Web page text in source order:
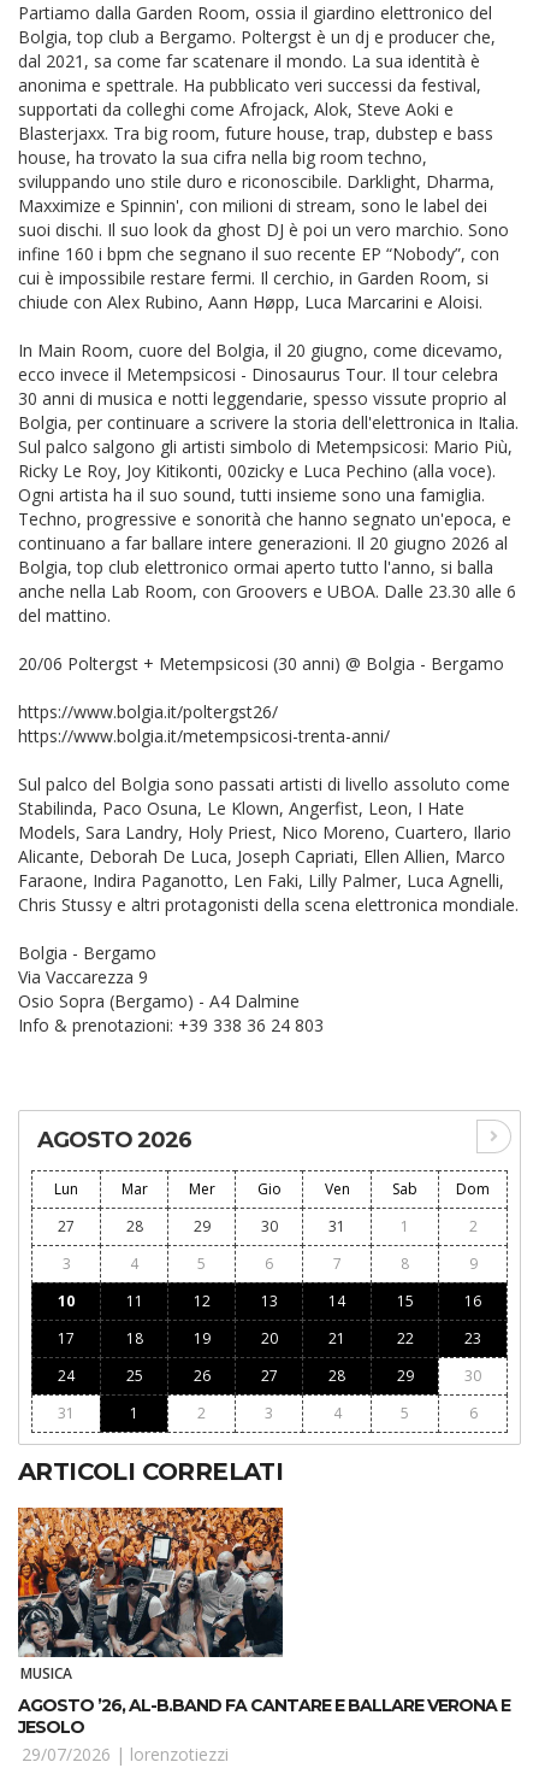
Partiamo dalla Garden Room, ossia il giardino elettronico del
Bolgia, top club a Bergamo. Poltergst è un dj e producer che,
dal 2021, sa come far scatenare il mondo. La sua identità è
anonima e spettrale. Ha pubblicato veri successi da festival,
supportati da colleghi come Afrojack, Alok, Steve Aoki e
Blasterjaxx. Tra big room, future house, trap, dubstep e bass
house, ha trovato la sua cifra nella big room techno,
sviluppando uno stile duro e riconoscibile. Darklight, Dharma,
Maxximize e Spinnin', con milioni di stream, sono le label dei
suoi dischi. Il suo look da ghost DJ è poi un vero marchio. Sono
infine 160 i bpm che segnano il suo recente EP “Nobody”, con
cui è impossibile restare fermi. Il cerchio, in Garden Room, si
chiude con Alex Rubino, Aann Høpp, Luca Marcarini e Aloisi.
In Main Room, cuore del Bolgia, il 20 giugno, come dicevamo,
ecco invece il Metempsicosi - Dinosaurus Tour. Il tour celebra
30 anni di musica e notti leggendarie, spesso vissute proprio al
Bolgia, per continuare a scrivere la storia dell'elettronica in Italia.
Sul palco salgono gli artisti simbolo di Metempsicosi: Mario Più,
Ricky Le Roy, Joy Kitikonti, 00zicky e Luca Pechino (alla voce).
Ogni artista ha il suo sound, tutti insieme sono una famiglia.
Techno, progressive e sonorità che hanno segnato un'epoca, e
continuano a far ballare intere generazioni. Il 20 giugno 2026 al
Bolgia, top club elettronico ormai aperto tutto l'anno, si balla
anche nella Lab Room, con Groovers e UBOA. Dalle 23.30 alle 6
del mattino.
20/06 Poltergst + Metempsicosi (30 anni) @ Bolgia - Bergamo
https://www.bolgia.it/poltergst26/
https://www.bolgia.it/metempsicosi-trenta-anni/
Sul palco del Bolgia sono passati artisti di livello assoluto come
Stabilinda, Paco Osuna, Le Klown, Angerfist, Leon, I Hate
Models, Sara Landry, Holy Priest, Nico Moreno, Cuartero, Ilario
Alicante, Deborah De Luca, Joseph Capriati, Ellen Allien, Marco
Faraone, Indira Paganotto, Len Faki, Lilly Palmer, Luca Agnelli,
Chris Stussy e altri protagonisti della scena elettronica mondiale.
Bolgia - Bergamo
Via Vaccarezza 9
Osio Sopra (Bergamo) - A4 Dalmine
Info & prenotazioni: +39 338 36 24 803
AGOSTO 2026
Lun Mar Mer Gio Ven Sab
Dom
27
28 29 30 31 1
2
3
4 5 6 7 8
9
10
11 12 13 14 15
16
17
18 19 20 21 22
23
24
25 26 27 28 29
30
31
1 2 3 4 5 6
ARTICOLI CORRELATI
MUSICA
AGOSTO ’26, AL-B.BAND FA CANTARE E BALLARE VERONA E
JESOLO
29/07/2026 | lorenzotiezzi